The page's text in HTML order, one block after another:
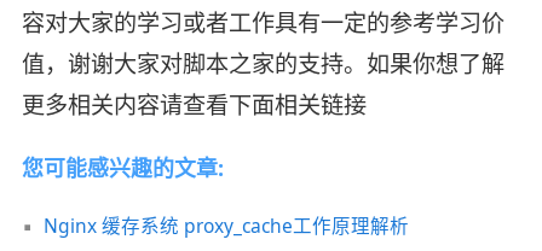
容对大家的学习或者工作具有一定的参考学习价
值，谢谢大家对脚本之家的支持。如果你想了解
更多相关内容请查看下面相关链接
您可能感兴趣的文章:
Nginx 缓存系统 proxy_cache工作原理解析